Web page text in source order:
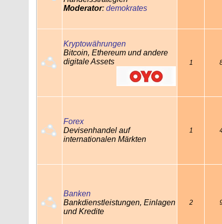
Moderator:demokrates
Kryptowährungen
Bitcoin, Ethereum und andere
digitale Assets
1
Forex
Devisenhandel auf
internationalen Märkten
1
Banken
Bankdienstleistungen, Einlagen
und Kredite
2